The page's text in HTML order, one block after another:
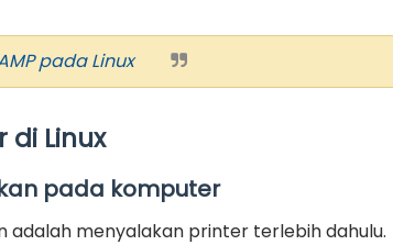
pada Linux
Linux
pada komputer
adalah menyalakan printer terlebih dahulu.